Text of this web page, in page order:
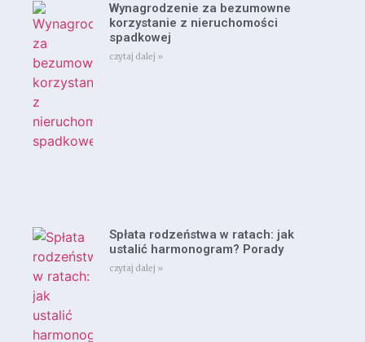
Wynagrodzenie za bezumowne
korzystanie z nieruchomości
spadkowej
czytaj dalej »
Spłata rodzeństwa w ratach: jak
ustalić harmonogram? Porady
czytaj dalej »